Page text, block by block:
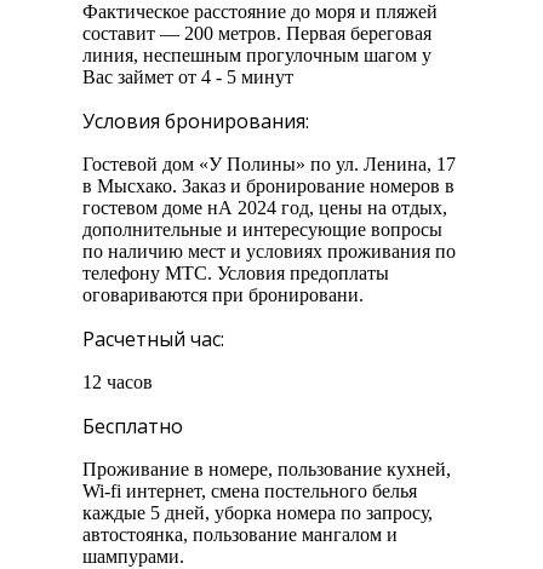
Фактическое расстояние до моря и пляжей
составит — 200 метров. Первая береговая
линия, неспешным прогулочным шагом у
Вас займет от 4 - 5 минут
Условия бронирования:
Гостевой дом «У Полины» по ул. Ленина, 17
в Мысхако. Заказ и бронирование номеров в
гостевом доме нА 2024 год, цены на отдых,
дополнительные и интересующие вопросы
по наличию мест и условиях проживания по
телефону МТС. Условия предоплаты
оговариваются при бронировани.
Расчетный час:
12 часов
Бесплатно
Проживание в номере, пользование кухней,
Wi-fi интернет, смена постельного белья
каждые 5 дней, уборка номера по запросу,
автостоянка, пользование мангалом и
шампурами.